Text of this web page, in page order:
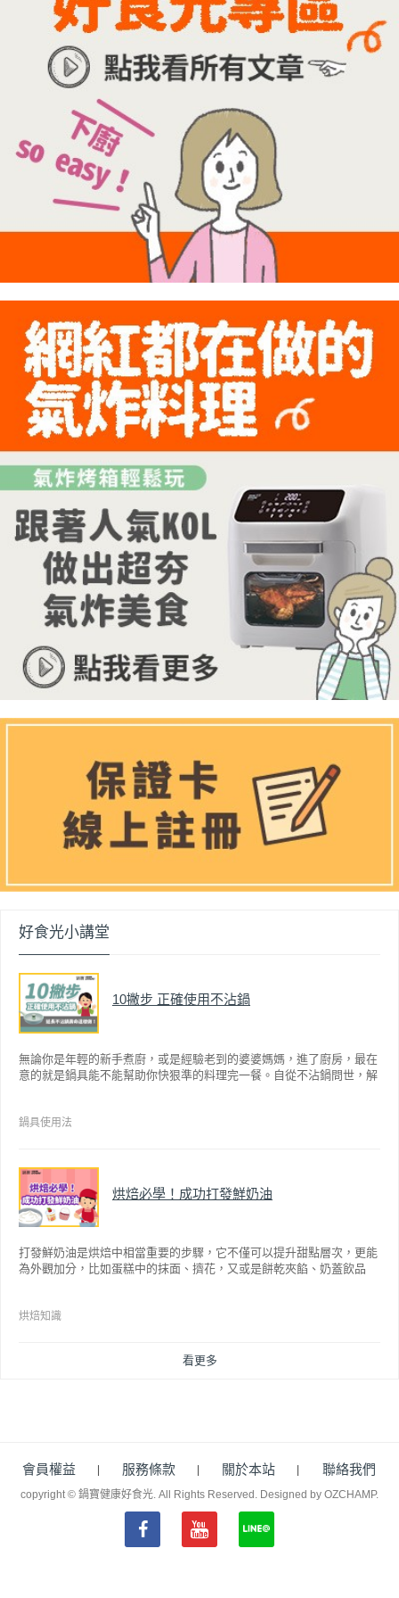
好食光小講堂
10撇步 正確使用不沾鍋
無論你是年輕的新手煮廚，或是經驗老到的婆婆媽媽，進了廚房，最在
意的就是鍋具能不能幫助你快狠準的料理完一餐。自從不沾鍋問世，解
因此金鑽不沾系列的鍋具，更年年穩居銷售排行榜的前幾名。然而如何
鍋具使用法
烘焙必學！成功打發鮮奶油
打發鮮奶油是烘焙中相當重要的步驟，它不僅可以提升甜點層次，更能
為外觀加分，比如蛋糕中的抹面、擠花，又或是餅乾夾餡、奶蓋飲品
烘焙知識
看更多
會員權益 服務條款 關於本站 聯絡我們
copyright © 鍋寶健康好食光. All Rights Reserved. Designed by OZCHAMP.